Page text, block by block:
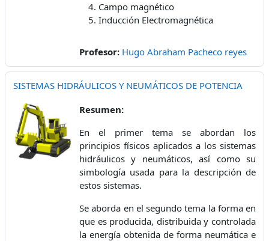
Campo magnético
Inducción Electromagnética
Profesor: Hugo Abraham Pacheco reyes
SISTEMAS HIDRÁULICOS Y NEUMÁTICOS DE POTENCIA
Resumen:
En el primer tema se abordan los
principios físicos aplicados a los sistemas
hidráulicos y neumáticos, así como su
simbología usada para la descripción de
estos sistemas.
Se aborda en el segundo tema la forma en
que es producida, distribuida y controlada
la energía obtenida de forma neumática e